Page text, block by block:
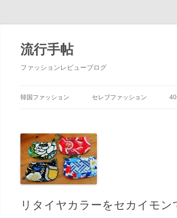
流行手帖
ファッションレビューブログ
韓国ファッション セレブファッション
リタイヤカラーをセカイモ